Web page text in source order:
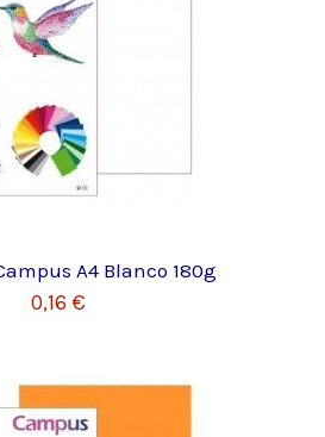
A4 Blanco 180g
0,16 €